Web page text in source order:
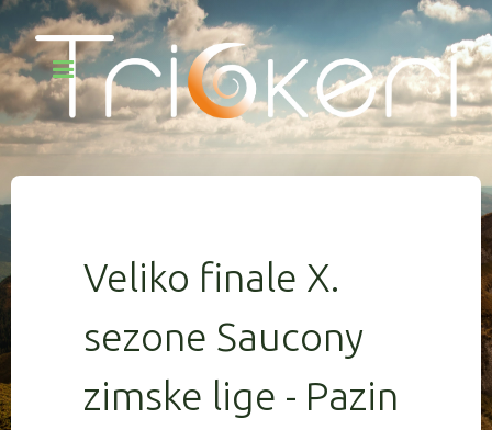
Veliko finale X.
sezone Saucony
zimske lige - Pazin